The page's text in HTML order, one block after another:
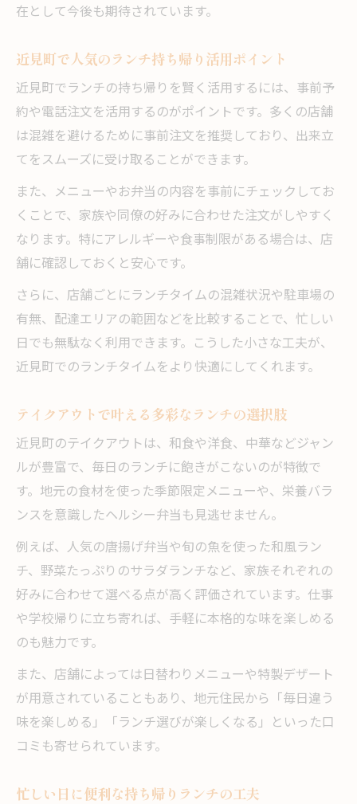
在として今後も期待されています。
近見町で人気のランチ持ち帰り活用ポイント
近見町でランチの持ち帰りを賢く活用するには、事前予
約や電話注文を活用するのがポイントです。多くの店舗
は混雑を避けるために事前注文を推奨しており、出来立
てをスムーズに受け取ることができます。
また、メニューやお弁当の内容を事前にチェックしてお
くことで、家族や同僚の好みに合わせた注文がしやすく
なります。特にアレルギーや食事制限がある場合は、店
舗に確認しておくと安心です。
さらに、店舗ごとにランチタイムの混雑状況や駐車場の
有無、配達エリアの範囲などを比較することで、忙しい
日でも無駄なく利用できます。こうした小さな工夫が、
近見町でのランチタイムをより快適にしてくれます。
テイクアウトで叶える多彩なランチの選択肢
近見町のテイクアウトは、和食や洋食、中華などジャン
ルが豊富で、毎日のランチに飽きがこないのが特徴で
す。地元の食材を使った季節限定メニューや、栄養バラ
ンスを意識したヘルシー弁当も見逃せません。
例えば、人気の唐揚げ弁当や旬の魚を使った和風ラン
チ、野菜たっぷりのサラダランチなど、家族それぞれの
好みに合わせて選べる点が高く評価されています。仕事
や学校帰りに立ち寄れば、手軽に本格的な味を楽しめる
のも魅力です。
また、店舗によっては日替わりメニューや特製デザート
が用意されていることもあり、地元住民から「毎日違う
味を楽しめる」「ランチ選びが楽しくなる」といった口
コミも寄せられています。
忙しい日に便利な持ち帰りランチの工夫